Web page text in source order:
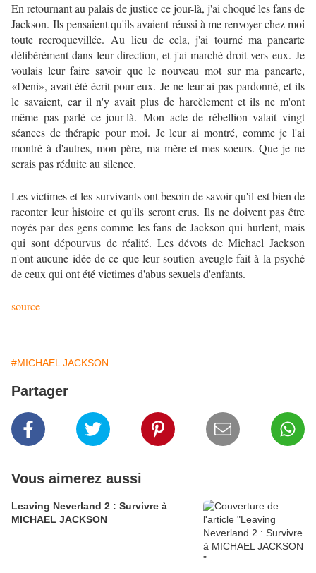
En retournant au palais de justice ce jour-là, j'ai choqué les fans de
Jackson. Ils pensaient qu'ils avaient réussi à me renvoyer chez moi
toute recroquevillée. Au lieu de cela, j'ai tourné ma pancarte
délibérément dans leur direction, et j'ai marché droit vers eux. Je
voulais leur faire savoir que le nouveau mot sur ma pancarte,
«Deni», avait été écrit pour eux. Je ne leur ai pas pardonné, et ils
le savaient, car il n'y avait plus de harcèlement et ils ne m'ont
même pas parlé ce jour-là. Mon acte de rébellion valait vingt
séances de thérapie pour moi. Je leur ai montré, comme je l'ai
montré à d'autres, mon père, ma mère et mes soeurs. Que je ne
serais pas réduite au silence.
Les victimes et les survivants ont besoin de savoir qu'il est bien de
raconter leur histoire et qu'ils seront crus. Ils ne doivent pas être
noyés par des gens comme les fans de Jackson qui hurlent, mais
qui sont dépourvus de réalité. Les dévots de Michael Jackson
n'ont aucune idée de ce que leur soutien aveugle fait à la psyché
de ceux qui ont été victimes d'abus sexuels d'enfants.
source
#MICHAEL JACKSON
Partager
Vous aimerez aussi
Leaving Neverland 2 : Survivre à
MICHAEL JACKSON